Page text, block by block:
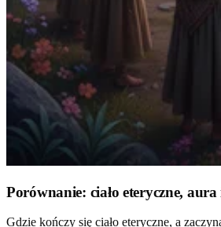
Porównanie: ciało eteryczne, aura
Gdzie kończy się ciało eteryczne, a